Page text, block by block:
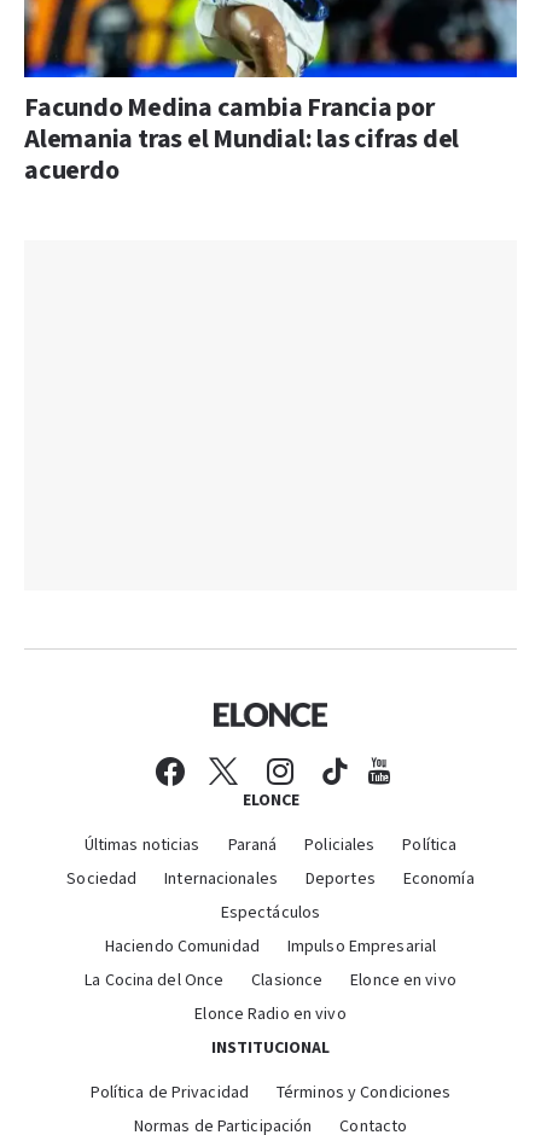
Facundo Medina cambia Francia por
Alemania tras el Mundial: las cifras del
acuerdo
ELONCE
Últimas noticias Paraná Policiales
Política
Sociedad
Internacionales Deportes
Economía
Espectáculos
Haciendo Comunidad
Impulso Empresarial
La Cocina del Once
Clasionce
Elonce en vivo
Elonce Radio en vivo
INSTITUCIONAL
Política de Privacidad
Términos y Condiciones
Normas de Participación
Contacto